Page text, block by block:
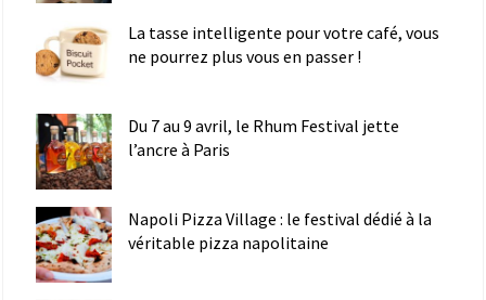
La tasse intelligente pour votre café, vous
ne pourrez plus vous en passer !
Du 7 au 9 avril, le Rhum Festival jette
l’ancre à Paris
Napoli Pizza Village : le festival dédié à la
véritable pizza napolitaine